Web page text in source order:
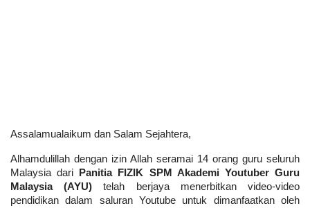
Assalamualaikum dan Salam Sejahtera,
Alhamdulillah dengan izin Allah seramai 14 orang guru seluruh
Malaysia dari
Panitia FIZIK SPM Akademi Youtuber Guru
Malaysia (AYU) telah berjaya menerbitkan video-video
pendidikan dalam saluran Youtube untuk dimanfaatkan oleh